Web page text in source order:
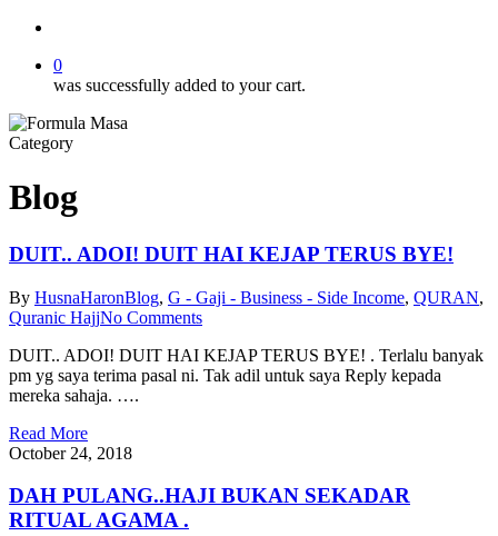
0
was successfully added to your cart.
Category
Blog
DUIT.. ADOI! DUIT HAI KEJAP TERUS BYE!
By HusnaHaronBlog, G - Gaji - Business - Side Income, QURAN,
Quranic HajjNo Comments
DUIT.. ADOI! DUIT HAI KEJAP TERUS BYE! . Terlalu banyak
pm yg saya terima pasal ni. Tak adil untuk saya Reply kepada
mereka sahaja. ….
Read More
October 24, 2018
DAH PULANG..HAJI BUKAN SEKADAR
RITUAL AGAMA .